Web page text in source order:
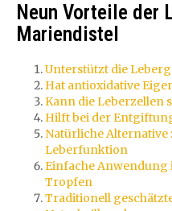
Neun Vorteile der
Mariendistel
Unterstützt die
Hat antioxidative
Kann die Leberzellen
Hilft bei der
Natürliche
Leberfunktion
Einfache Anwendung
Tropfen
Traditionell